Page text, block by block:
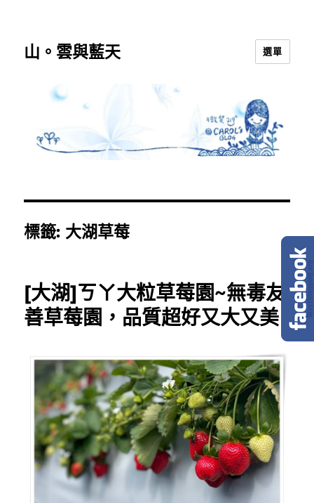
山。雲與藍天 選單
標籤: 大湖草莓
[大湖]ㄎㄚ大粒草莓園~無毒友
善草莓園，品質超好又大又美